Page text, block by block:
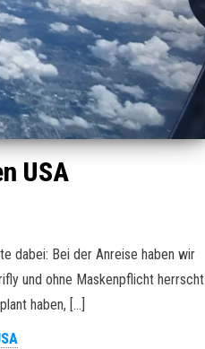
USA
dabei: Bei der Anreise haben wir
und ohne Maskenpflicht herrscht
haben, […]